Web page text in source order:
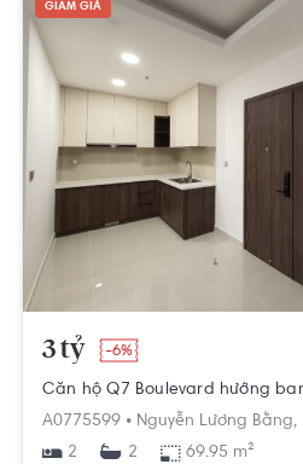
GIẢM GIÁ
3 tỷ -6%
A0775599 • Nguyễn Lương Bằng,
2
2 69.95 m²